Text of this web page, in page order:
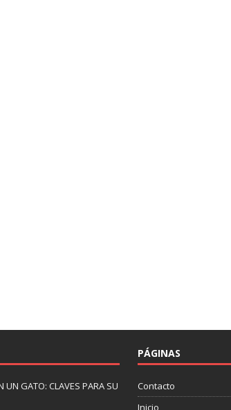
UN GATO: CLAVES PARA SU
PÁGINAS
Contacto
Inicio